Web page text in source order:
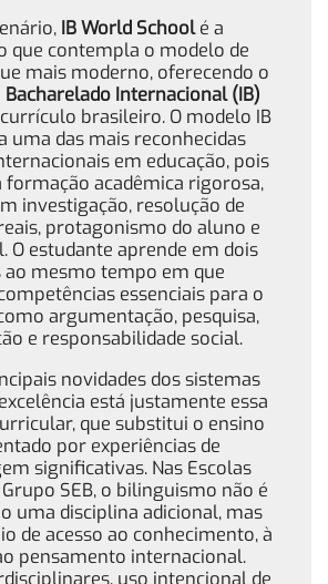
IB World Schoolé a
que contempla o modelo de
mais moderno, oferecendo o
Bacharelado Internacional (IB)
brasileiro. O modelo IB
uma das mais reconhecidas
em educação, pois
acadêmica rigorosa,
investigação, resolução de
protagonismo do aluno e
O estudante aprende em dois
ao mesmo tempo em que
essenciais para o
argumentação, pesquisa,
e responsabilidade social.
novidades dos sistemas
está justamente essa
que substitui o ensino
por experiências de
significativas. Nas Escolas
SEB, o bilinguismo não é
uma disciplina adicional, mas
de acesso ao conhecimento, à
pensamento internacional.
uso intencional de